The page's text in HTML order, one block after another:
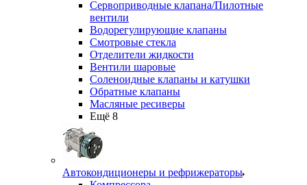
Сервоприводные клапана/Пилотные
вентили
Водорегулирующие клапаны
Смотровые стекла
Отделители жидкости
Вентили шаровые
Соленоидные клапаны и катушки
Обратные клапаны
Масляные ресиверы
Ещё 8
Автокондиционеры и рефрижераторы